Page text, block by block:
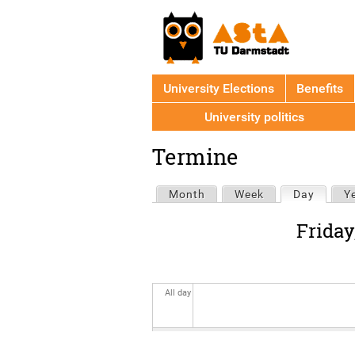
to
top
Termine
Primary
Month Week Day (active
All day
University Elections Benefits
University politics